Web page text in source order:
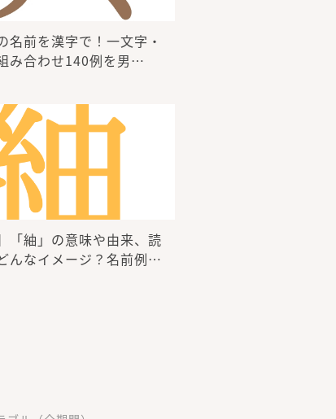
名前を漢字で！一文字・
み合わせ140例を男…
「紬」の意味や由来、読
んなイメージ？名前例…